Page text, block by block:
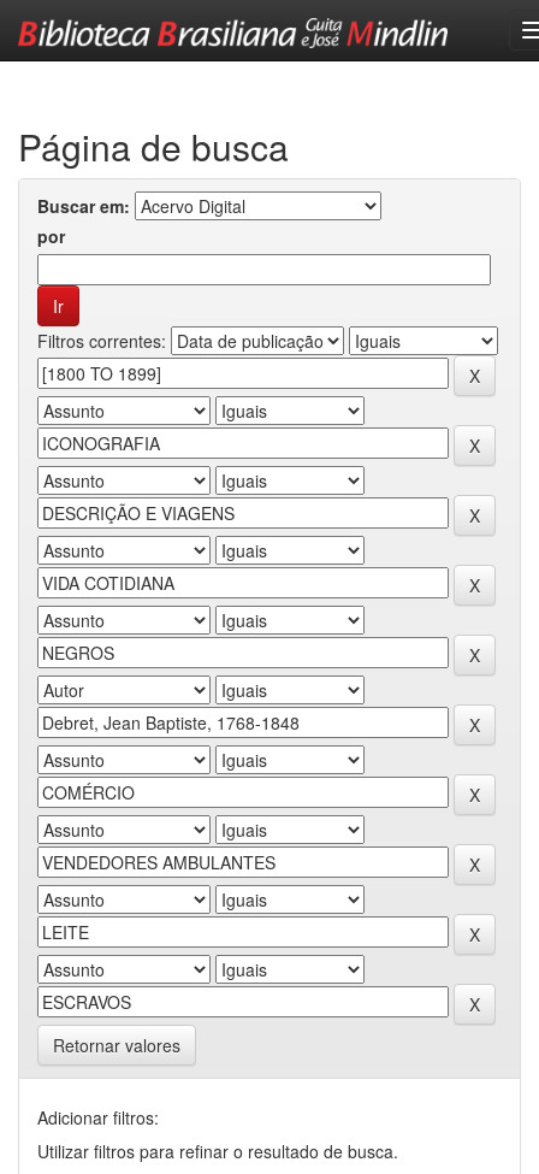
Página de busca
Buscar em:
por
Filtros correntes:
Retornar valores
Adicionar filtros:
Utilizar filtros para refinar o resultado de busca.